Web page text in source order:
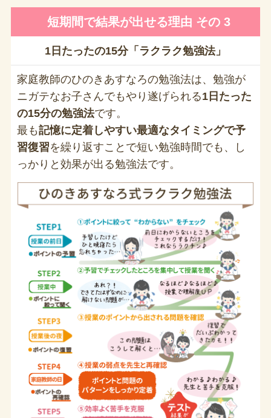
短期間で結果が出せる理由 その 3
1日たったの15分「ラクラク勉強法」
家庭教師のひのきあすなろの勉強法は、勉強が
ニガテなお子さんでもやり遂げられる1日たった
の15分の勉強法です。
最も記憶に定着しやすい最適なタイミングで予
習復習を繰り返すことで短い勉強時間でも、し
っかりと効果が出る勉強法です。